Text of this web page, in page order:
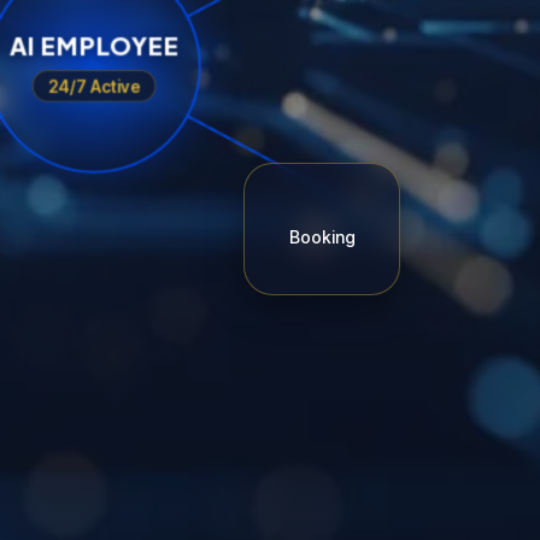
Booking
AI EMPLOYEE
24/7 Active